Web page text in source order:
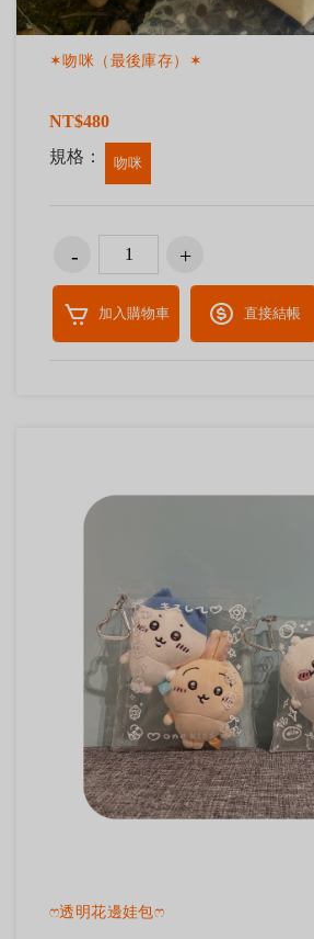
✶吻咪（最後庫存）✶
NT$480
規格：
吻咪
加入購物車 直接結帳
ෆ透明花邊娃包ෆ